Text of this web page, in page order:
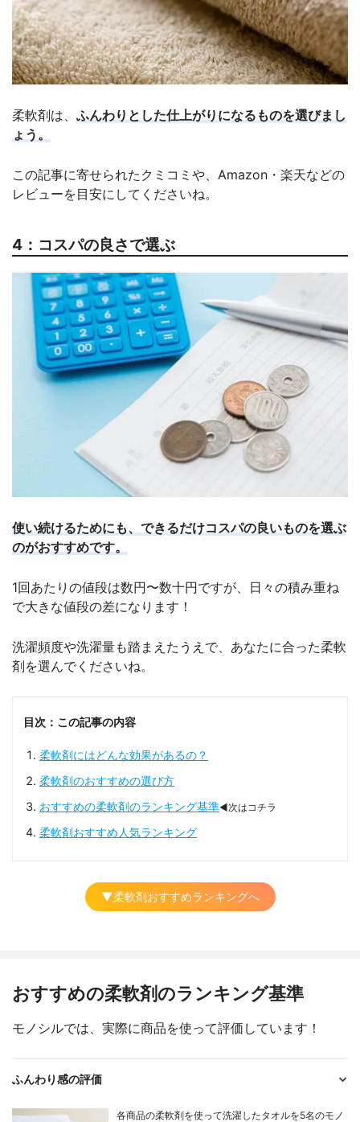
柔軟剤は、 ふんわりとした仕上がりになるものを選びまし
ょう。
この記事に寄せられたクミコミや、Amazon・楽天などの
レビューを目安にしてくださいね。
4：コスパの良さで選ぶ
使い続けるためにも、できるだけコスパの良いものを選ぶ
のがおすすめです。
1回あたりの値段は数円〜数十円ですが、日々の積み重ね
で大きな値段の差になります！
洗濯頻度や洗濯量も踏まえたうえで、あなたに合った柔軟
剤を選んでくださいね。
目次：この記事の内容
柔軟剤にはどんな効果があるの？
柔軟剤のおすすめの選び方
おすすめの柔軟剤のランキング基準◀次はコチラ
柔軟剤おすすめ人気ランキング
▼柔軟剤おすすめランキングへ
おすすめの柔軟剤のランキング基準
モノシルでは、実際に商品を使って評価しています！
ふんわり感の評価
各商品の柔軟剤を使って洗濯したタオルを5名のモノ